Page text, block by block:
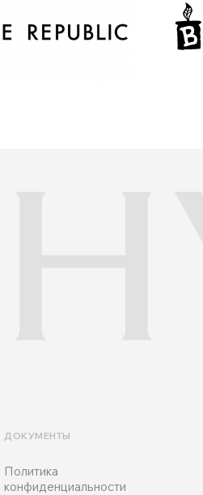
ДОКУМЕНТЫ
Политика
конфиденциальности